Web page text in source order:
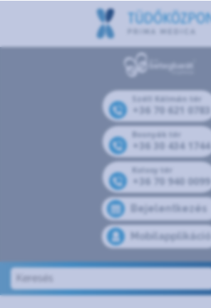
Széll Kálmán tér
+36 70 621 0783
Bosnyák tér
+36 30 434 1744
Kolosy tér
+36 70 940 0099
Bejelentkezés
Mobilapplikáció